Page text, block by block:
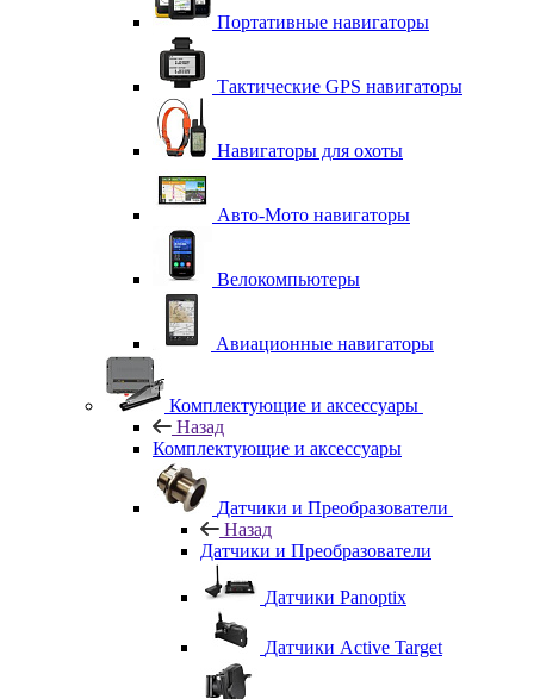
Портативные навигаторы
Тактические GPS навигаторы
Навигаторы для охоты
Авто-Мото навигаторы
Велокомпьютеры
Авиационные навигаторы
Комплектующие и аксессуары
Назад
Комплектующие и аксессуары
Датчики и Преобразователи
Назад
Датчики и Преобразователи
Датчики Panoptix
Датчики Active Target